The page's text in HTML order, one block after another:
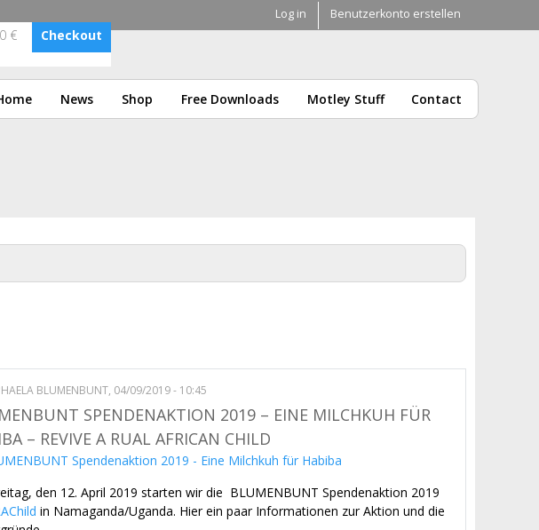
€ Checkout
Log in Benutzerkonto erstellen
News Shop Free Downloads Motley Stuff Contact
BLUMENBUNT, 04/09/2019 - 10:45
SPENDENAKTION 2019 – EINE MILCHKUH FÜR
– REVIVE A RUAL AFRICAN CHILD
den 12. April 2019 starten wir die BLUMENBUNT Spendenaktion 2019
in Namaganda/Uganda. Hier ein paar Informationen zur Aktion und die